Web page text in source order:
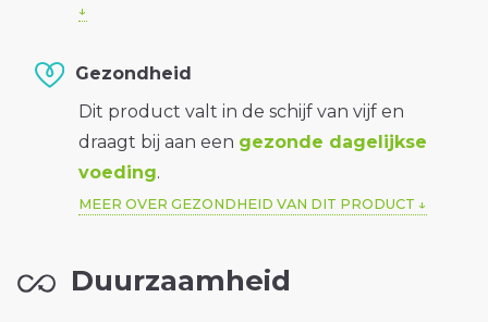
Gezondheid
Dit product valt in de schijf van vijf en
draagt bij aan een gezonde dagelijkse
voeding.
MEER OVER GEZONDHEID VAN DIT PRODUCT
Duurzaamheid